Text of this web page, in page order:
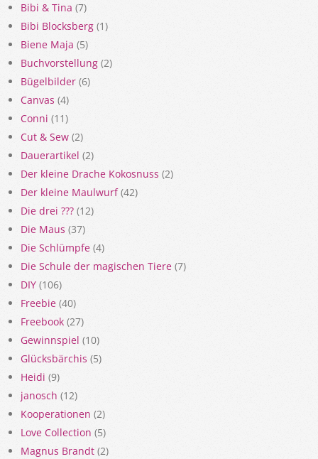
Bibi & Tina (7)
Bibi Blocksberg (1)
Biene Maja (5)
Buchvorstellung (2)
Bügelbilder (6)
Canvas (4)
Conni (11)
Cut & Sew (2)
Dauerartikel (2)
Der kleine Drache Kokosnuss (2)
Der kleine Maulwurf(42)
Die drei ??? (12)
Die Maus (37)
Die Schlümpfe (4)
Die Schule der magischen Tiere (7)
DIY (106)
Freebie (40)
Freebook (27)
Gewinnspiel (10)
Glücksbärchis (5)
Heidi (9)
janosch (12)
Kooperationen (2)
Love Collection (5)
Magnus Brandt (2)